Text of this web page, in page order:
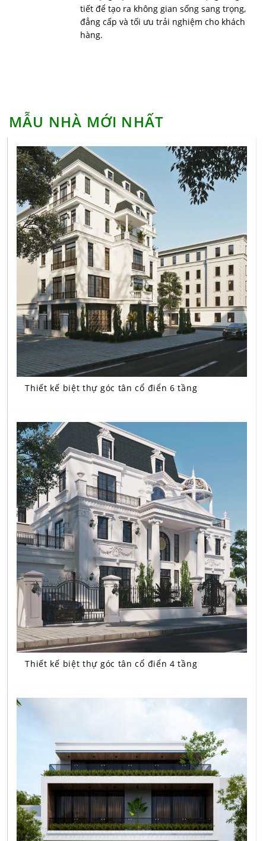
Những lưu ý để sở hữu thiết kế nội thất căn hộ
chung cư Vinhomes D’Capitale đẹp đúng chất
Tự Xây Hay Thuê Trọn Gói Xây Nhà? Soi Kỹ 5 Tiêu
Gia chủ tuổi quý hợi có nên xây nhà năm 2021
tiết để tạo ra không gian sống sang trọng,
đẳng cấp và tối ưu trải nghiệm cho khách
hàng.
MẪU NHÀ MỚI NHẤT
Thiết kế biệt thự góc tân cổ điển 6 tầng
Thiết kế biệt thự góc tân cổ điển 4 tầng